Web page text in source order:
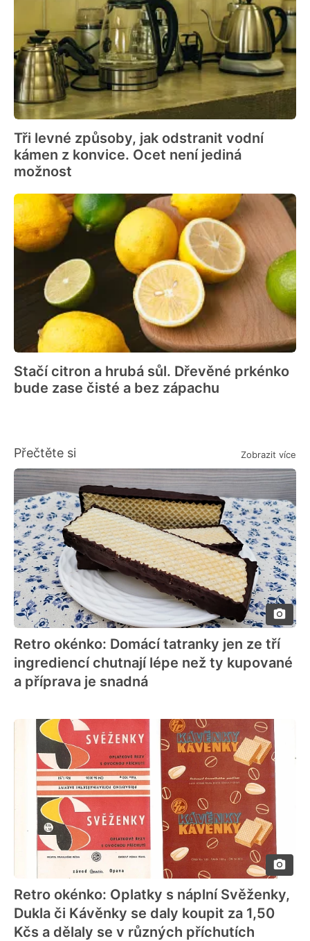
Tři levné způsoby, jak odstranit vodní
kámen z konvice. Ocet není jediná
možnost
Stačí citron a hrubá sůl. Dřevěné prkénko
bude zase čisté a bez zápachu
Přečtěte si Zobrazit více
Retro okénko: Domácí tatranky jen ze tří
ingrediencí chutnají lépe než ty kupované
a příprava je snadná
Retro okénko: Oplatky s náplní Svěženky,
Dukla či Kávěnky se daly koupit za 1,50
Kčs a dělaly se v různých příchutích